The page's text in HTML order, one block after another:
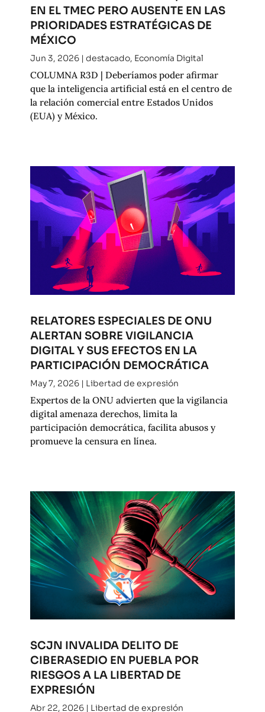
EN EL TMEC PERO AUSENTE EN LAS
PRIORIDADES ESTRATÉGICAS DE
MÉXICO
Jun 3, 2026| destacado, Economía Digital
COLUMNA R3D | Deberíamos poder afirmar
que la inteligencia artificial está en el centro de
la relación comercial entre Estados Unidos
(EUA) y México.
RELATORES ESPECIALES DE ONU
ALERTAN SOBRE VIGILANCIA
DIGITAL Y SUS EFECTOS EN LA
PARTICIPACIÓN DEMOCRÁTICA
May 7, 2026| Libertad de expresión
Expertos de la ONU advierten que la vigilancia
digital amenaza derechos, limita la
participación democrática, facilita abusos y
promueve la censura en línea.
SCJN INVALIDA DELITO DE
CIBERASEDIO EN PUEBLA POR
RIESGOS A LA LIBERTAD DE
EXPRESIÓN
Abr 22, 2026| Libertad de expresión